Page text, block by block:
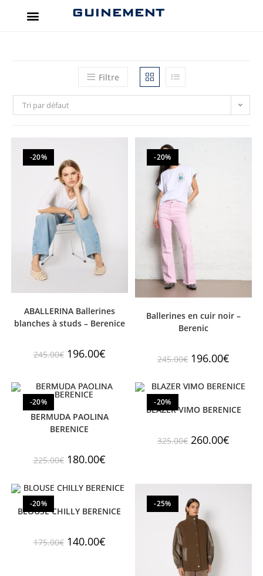
GUINEMENT
Filtre
Tri par défaut
-20%
ABALLERINA Ballerines
blanches à studs – Berenice
245.00€ 196.00€
-20%
Ballerines en cuir noir –
Berenic
245.00€ 196.00€
-20%
BERMUDA PAOLINA
BERENICE
225.00€ 180.00€
-20%
BLAZER VIMO BERENICE
325.00€ 260.00€
-20%
BLOUSE CHILLY BERENICE
175.00€ 140.00€
-25%